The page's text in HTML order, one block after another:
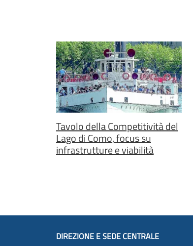
Tavolo della Competitività del
Lago di Como, focus su
infrastrutture e viabilità
DIREZIONE E SEDE CENTRALE